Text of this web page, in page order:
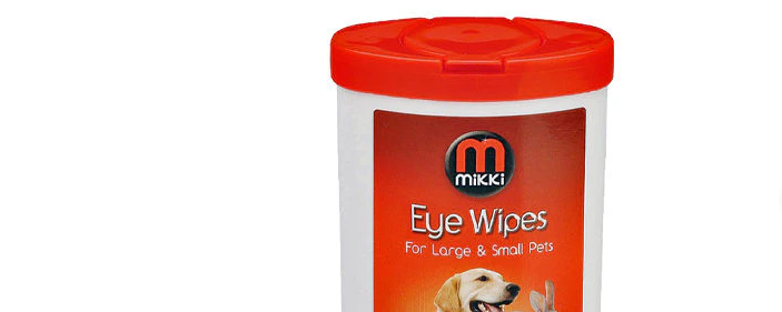
Biologisch hondenvoer
Snacks
Bekijk alles
Bench
Op reis en onderweg
Puppy benodigdheden
Bekijk alles